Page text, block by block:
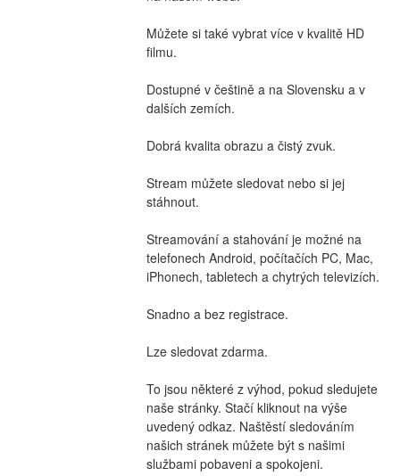
Můžete si také vybrat více v kvalitě HD
filmu.
Dostupné v češtině a na Slovensku a v
dalších zemích.
Dobrá kvalita obrazu a čistý zvuk.
Stream můžete sledovat nebo si jej
stáhnout.
Streamování a stahování je možné na
telefonech Android, počítačích PC, Mac,
iPhonech, tabletech a chytrých televizích.
Snadno a bez registrace.
Lze sledovat zdarma.
To jsou některé z výhod, pokud sledujete
naše stránky. Stačí kliknout na výše
uvedený odkaz. Naštěstí sledováním
našich stránek můžete být s našimi
službami pobaveni a spokojeni.